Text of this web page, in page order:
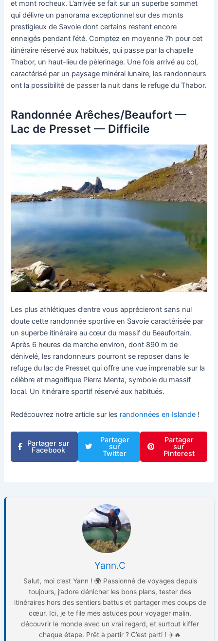
et mont rocheux. L’arrivée se fait sur un superbe sommet
qui délivre un panorama exceptionnel sur des monts
prestigieux de Savoie dont certains restent encore
enneigés pendant l’été. Comptez en moyenne 7h pour cet
itinéraire réservé aux habitués, qui passe par la chapelle
Thabor, un haut-lieu de pèlerinage. Une fois arrivé au col,
caractérisé par un paysage minéral lunaire, les randonneurs
ont la possibilité de passer la nuit dans le refuge du Thabor.
Randonnée Arêches/Beaufort —
Lac de Presset — Difficile
Les plus athlétiques d’entre vous apprécieront sans nul
doute cette randonnée sportive en Savoie caractérisée par
un superbe itinéraire au cœur du massif du Beaufortain.
Après 6 heures de marche environ, dont 890 m de
dénivelé, les randonneurs pourront se reposer dans le
refuge du lac de Presset qui offre une vue imprenable sur la
célèbre et magnifique Pierra Menta, symbole du massif
local. Un itinéraire sportif réservé aux habitués.
Redécouvrez notre article sur les randonnées en Islande !
Partager sur
Facebook
Partager
sur
Twitter
Partager
sur
Pinterest
Yann.C
Salut, moi c’est Yann ! 🌍 Passionné de voyages depuis
toujours, j’adore dénicher les bons plans, tester des
itinéraires hors des sentiers battus et partager mes coups de
cœur. Ici, je te file mes astuces pour voyager malin,
découvrir le monde avec un vrai regard, et surtout kiffer
chaque étape. Prêt à partir ? C’est parti ! ✈️🔥